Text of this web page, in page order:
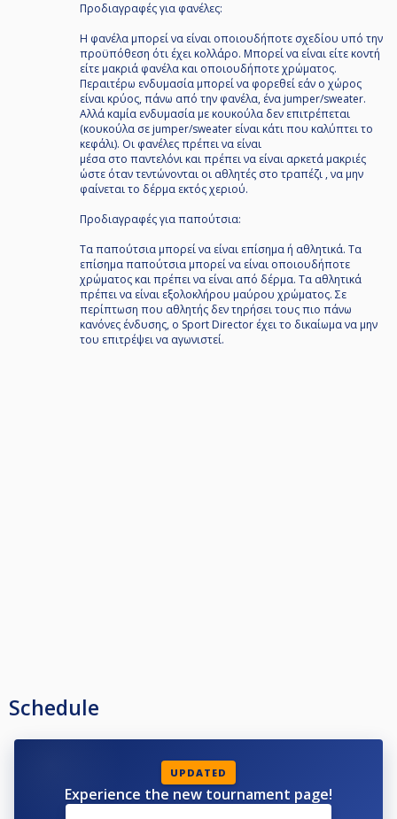
Προδιαγραφές για φανέλες:
Η φανέλα μπορεί να είναι οποιουδήποτε σχεδίου υπό την
προϋπόθεση ότι έχει κολλάρο. Mπορεί να είναι είτε κοντή
είτε μακριά φανέλα και οποιουδήποτε χρώματος.
Περαιτέρω ενδυμασία μπορεί να φορεθεί εάν ο χώρος
είναι κρύος, πάνω από την φανέλα, ένα jumper/sweater.
Αλλά καμία ενδυμασία με κουκούλα δεν επιτρέπεται
(κουκούλα σε jumper/sweater είναι κάτι που καλύπτει το
κεφάλι). Οι φανέλες πρέπει να είναι
μέσα στο παντελόνι και πρέπει να είναι αρκετά μακριές
ώστε όταν τεντώνονται οι αθλητές στο τραπέζι , να μην
φαίνεται το δέρμα εκτός χεριού.
Προδιαγραφές για παπούτσια:
Τα παπούτσια μπορεί να είναι επίσημα ή αθλητικά. Τα
επίσημα παπούτσια μπορεί να είναι οποιουδήποτε
χρώματος και πρέπει να είναι από δέρμα. Τα αθλητικά
πρέπει να είναι εξολοκλήρου μαύρου χρώματος. Σε
περίπτωση που αθλητής δεν τηρήσει τους πιο πάνω
κανόνες ένδυσης, ο Sport Director έχει το δικαίωμα να μην
του επιτρέψει να αγωνιστεί.
Schedule
UPDATED
Experience the new tournament page!